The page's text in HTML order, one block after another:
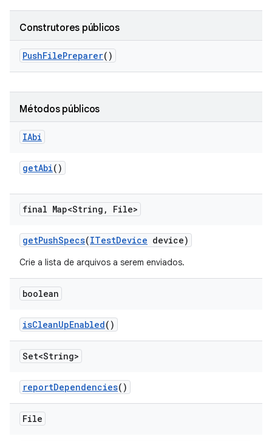
Construtores públicos
PushFilePreparer()
Métodos públicos
IAbi
getAbi()
final Map<String , File>
getPushSpecs(ITestDevice device)
Crie a lista de arquivos a serem enviados.
boolean
isCleanUpEnabled()
Set<String>
reportDependencies()
File